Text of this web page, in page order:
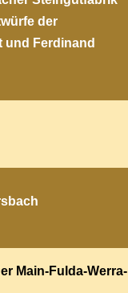
der
und Ferdinand
Main-Fulda-Werra-